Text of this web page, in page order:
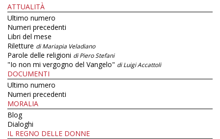
ATTUALITÀ
Ultimo numero
Numeri precedenti
Libri del mese
Riletture di Mariapia Veladiano
Parole delle religioni di Piero Stefani
"Io non mi vergogno del Vangelo" di Luigi Accattoli
DOCUMENTI
Ultimo numero
Numeri precedenti
MORALIA
Blog
Dialoghi
IL REGNO DELLE DONNE